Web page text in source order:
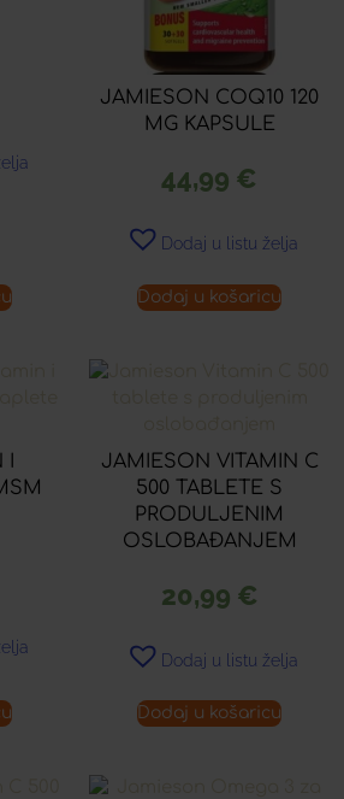
JAMIESON COQ10 120
MG KAPSULE
44,99 €
Dodaj u listu želja
Dodaj u košaricu
JAMIESON VITAMIN C
500 TABLETE S
PRODULJENIM
OSLOBAĐANJEM
20,99 €
Dodaj u listu želja
Dodaj u košaricu